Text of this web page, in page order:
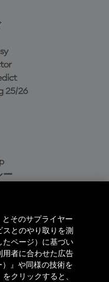
25/26
ー
ー
リ
とそのサプライヤー
とのやり取りを測
たページ）に基づい
用者に合わせた広告
』や同様の技術を
クリックすると、